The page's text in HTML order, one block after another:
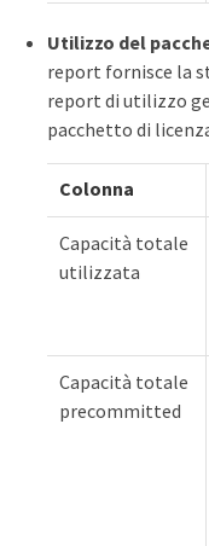
Utilizzo del
report fornisce la
report di utilizzo
pacchetto di
Colonna
Capacità totale
utilizzata
Capacità totale
precommitted